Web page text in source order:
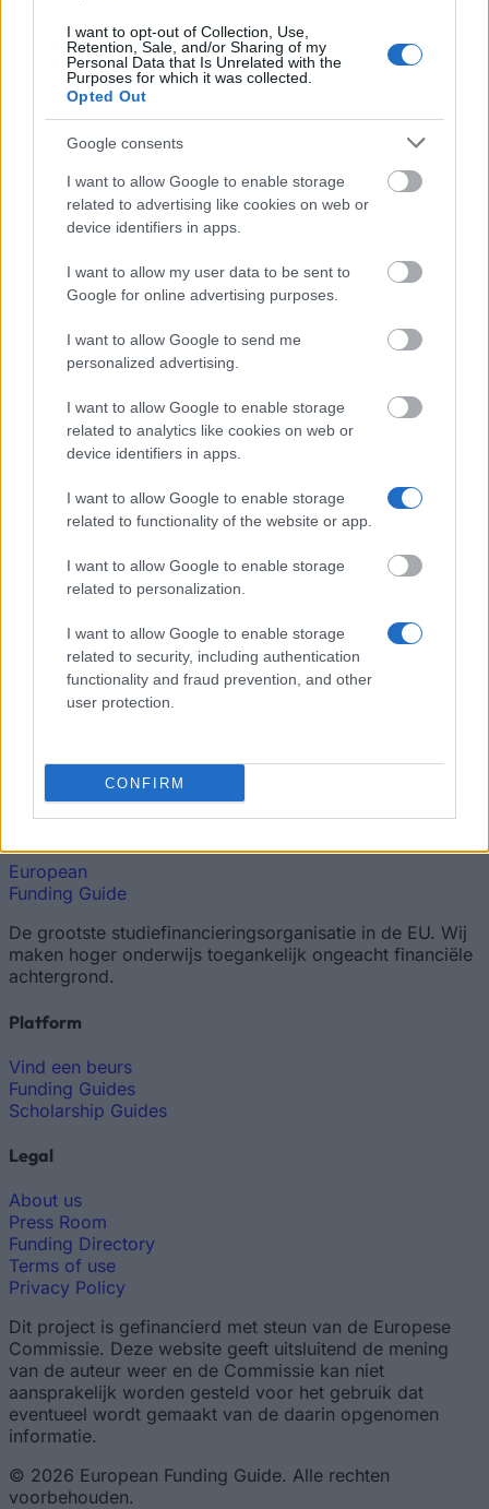
I want to opt-out of Collection, Use,
Retention, Sale, and/or Sharing of my
Personal Data that Is Unrelated with the
Purposes for which it was collected.
Opted Out
Google consents
I want to allow Google to enable storage
related to advertising like cookies on web or
device identifiers in apps.
I want to allow my user data to be sent to
Google for online advertising purposes.
I want to allow Google to send me
personalized advertising.
I want to allow Google to enable storage
related to analytics like cookies on web or
device identifiers in apps.
I want to allow Google to enable storage
related to functionality of the website or app.
I want to allow Google to enable storage
related to personalization.
I want to allow Google to enable storage
related to security, including authentication
functionality and fraud prevention, and other
user protection.
CONFIRM
Laatste artikelen
Toluna review 2026: ervaringen, uitbetaling, betrouwbaar?
PanelClix review 2026: betrouwbaar, uitbetaling en wat je echt
verdient
ervaringen voor Nederland
Productentester worden: gratis producten + tot €182 per test
Populaire artikelen
Online geld verdienen in Nederland: 15 bewezen methoden
Freecash review 2026 — is Freecash betrouwbaar? Onze
Thuiswerk 2026: vacatures + 20 manieren om vanuit huis
geld te verdienen
Productentester worden: gratis producten + tot €182 per test
European
Funding Guide
De grootste studiefinancieringsorganisatie in de EU. Wij
maken hoger onderwijs toegankelijk ongeacht financiële
achtergrond.
Platform
Vind een beurs
Funding Guides
Scholarship Guides
Legal
About us
Press Room
Funding Directory
Terms of use
Privacy Policy
Dit project is gefinancierd met steun van de Europese
Commissie. Deze website geeft uitsluitend de mening
van de auteur weer en de Commissie kan niet
aansprakelijk worden gesteld voor het gebruik dat
eventueel wordt gemaakt van de daarin opgenomen
informatie.
© 2026 European Funding Guide. Alle rechten
voorbehouden.